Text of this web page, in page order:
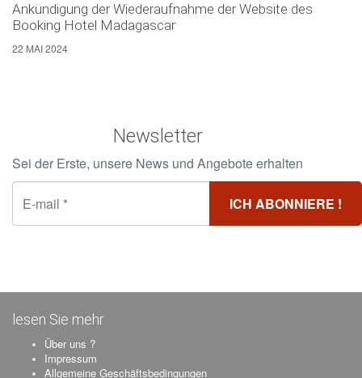
Ankündigung der Wiederaufnahme der Website des
Booking Hotel Madagascar
22 MAI 2024
Newsletter
Sei der Erste, unsere News und Angebote erhalten
lesen Sie mehr
Über uns ?
Impressum
Allgemeine Geschäftsbedingungen